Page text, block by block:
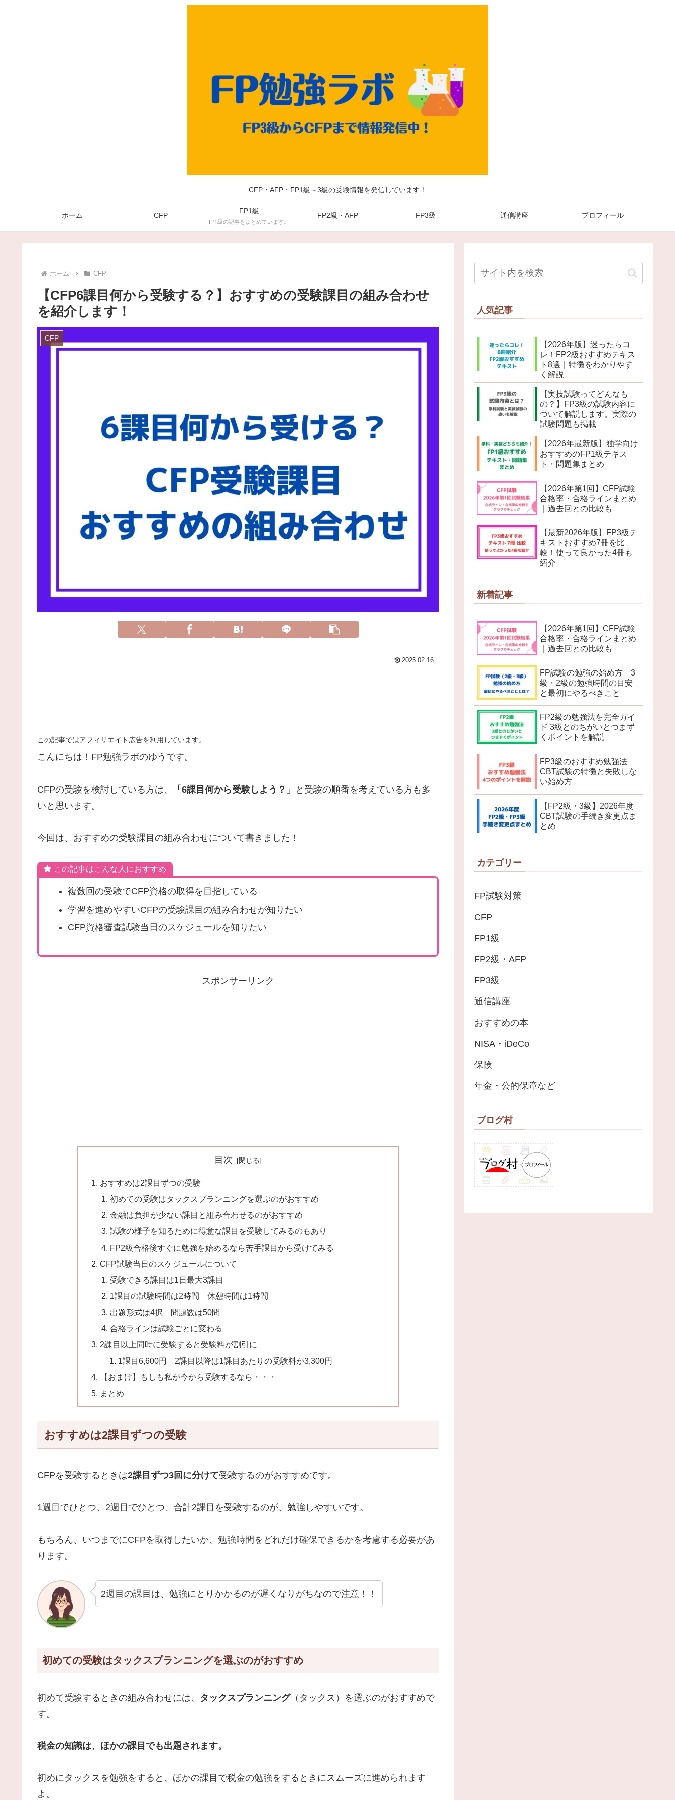
CFP・AFP・FP1級～3級の受験情報を発信しています！
ホーム CFP
FP1級
FP1級の記事をまとめています。
FP2級・AFP FP3級 通信講座 プロフィール
ホーム CFP
【CFP6課目何から受験する？】おすすめの受験課目の組み合わせ
を紹介します！
CFP
2025.02.16
この記事ではアフィリエイト広告を利用しています。
こんにちは！FP勉強ラボのゆうです。
CFPの受験を検討している方は、 「6課目何から受験しよう？」
と受験の順番を考えている方も多
いと思います。
今回は、おすすめの受験課目の組み合わせについて書きました！
この記事はこんな人におすすめ
複数回の受験でCFP資格の取得を目指している
学習を進めやすいCFPの受験課目の組み合わせが知りたい
CFP資格審査試験当日のスケジュールを知りたい
スポンサーリンク
目次
おすすめは2課目ずつの受験
初めての受験はタックスプランニングを選ぶのがおすすめ
金融は負担が少ない課目と組み合わせるのがおすすめ
試験の様子を知るために得意な課目を受験してみるのもあり
FP2級合格後すぐに勉強を始めるなら苦手課目から受けてみる
CFP試験当日のスケジュールについて
受験できる課目は1日最大3課目
1課目の試験時間は2時間 休憩時間は1時間
出題形式は4択 問題数は50問
合格ラインは試験ごとに変わる
2課目以上同時に受験すると受験料が割引に
1課目6,600円 2課目以降は1課目あたりの受験料が3,300円
【おまけ】もしも私が今から受験するなら・・・
まとめ
おすすめは2課目ずつの受験
CFPを受験するときは2課目ずつ3回に分けて受験するのがおすすめです。
1週目でひとつ、2週目でひとつ、合計2課目を受験するのが、勉強しやすいです。
もちろん、いつまでにCFPを取得したいか、勉強時間をどれだけ確保できるかを考慮する必要があ
ります。
2週目の課目は、勉強にとりかかるのが遅くなりがちなので注意！！
初めての受験はタックスプランニングを選ぶのがおすすめ
初めて受験するときの組み合わせには、 タックスプランニング（タックス）を選ぶのがおすすめで
す。
税金の知識は、ほかの課目でも出題されます。
初めにタックスを勉強をすると、ほかの課目で税金の勉強をするときにスムーズに進められます
よ。
人気記事
【2026年版】迷ったらコ
レ！FP2級おすすめテキス
ト8選｜特徴をわかりやす
く解説
【実技試験ってどんなも
の？】FP3級の試験内容に
ついて解説します。実際の
試験問題も掲載
【2026年最新版】独学向け
おすすめのFP1級テキス
ト・問題集まとめ
【2026年第1回】CFP試験
合格率・合格ラインまとめ
｜過去回との比較も
【最新2026年版】FP3級テ
キストおすすめ7冊を比
較！使って良かった4冊も
紹介
新着記事
【2026年第1回】CFP試験
合格率・合格ラインまとめ
｜過去回との比較も
FP試験の勉強の始め方 3
級・2級の勉強時間の目安
と最初にやるべきこと
FP2級の勉強法を完全ガイ
ド 3級とのちがいとつまず
くポイントを解説
FP3級のおすすめ勉強法
CBT試験の特徴と失敗しな
い始め方
【FP2級・3級】2026年度
CBT試験の手続き変更点ま
とめ
カテゴリー
FP試験対策
CFP
FP1級
FP2級・AFP
FP3級
通信講座
おすすめの本
NISA・iDeCo
保険
年金・公的保障など
ブログ村